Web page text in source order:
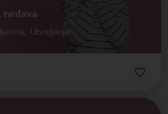
tvrđava
Utvrdjenje